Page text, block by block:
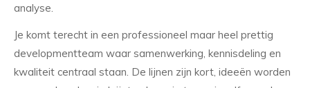
analyse.
Je komt terecht in een professioneel maar heel prettig
developmentteam waar samenwerking, kennisdeling en
kwaliteit centraal staan. De lijnen zijn kort, ideeën worden